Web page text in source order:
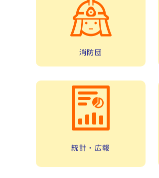
消防団
統計・広報